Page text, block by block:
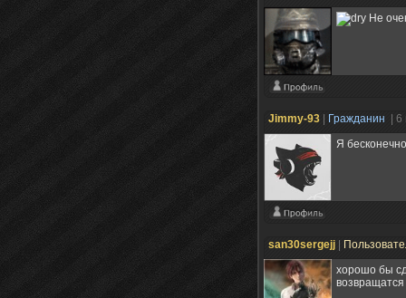
Не
Jimmy-93 Гражданин
|
Я
san30sergejj
хорошо бы
возвращатся